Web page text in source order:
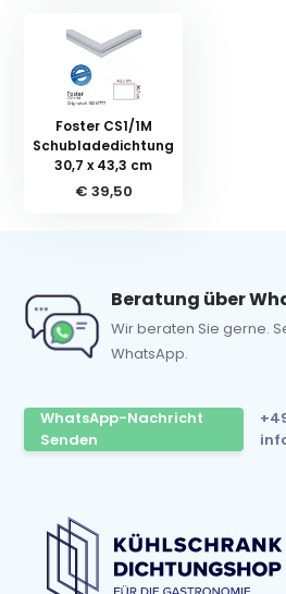
Foster CS1/1M
Schubladedichtung
30,7 x 43,3 cm
€ 39,50
Beratung über
Wir beraten Sie gerne.
WhatsApp.
WhatsApp-Nachricht
Senden